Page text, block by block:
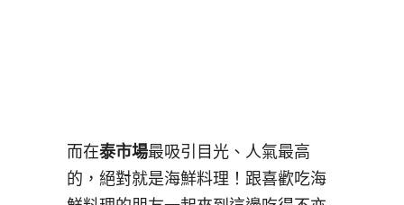
而在泰市場最吸引目光、人氣最高
的，絕對就是海鮮料理！跟喜歡吃海